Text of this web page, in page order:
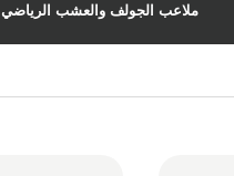
ملاعب الجولف والعشب الرياضي